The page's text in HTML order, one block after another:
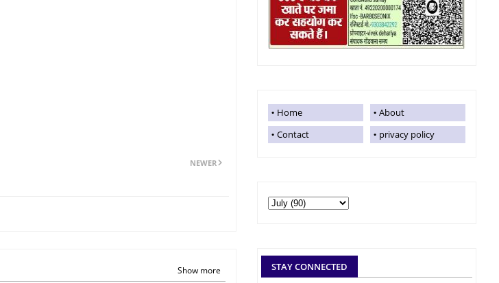
NEWER
Show more
Home
About
Contact
privacy policy
STAY CONNECTED